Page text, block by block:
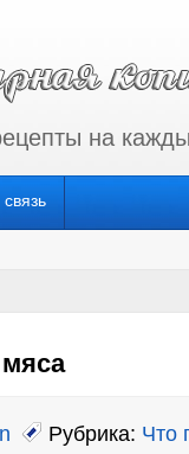
на
Рубрика: Что